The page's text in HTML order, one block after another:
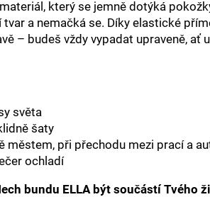
který se jemně dotýká
a nemačká se. Díky elastické
– budeš vždy vypadat upraveně, ať
světa
šaty
městem, při přechodu mezi prací a
ochladí
bundu ELLA být součástí Tvého